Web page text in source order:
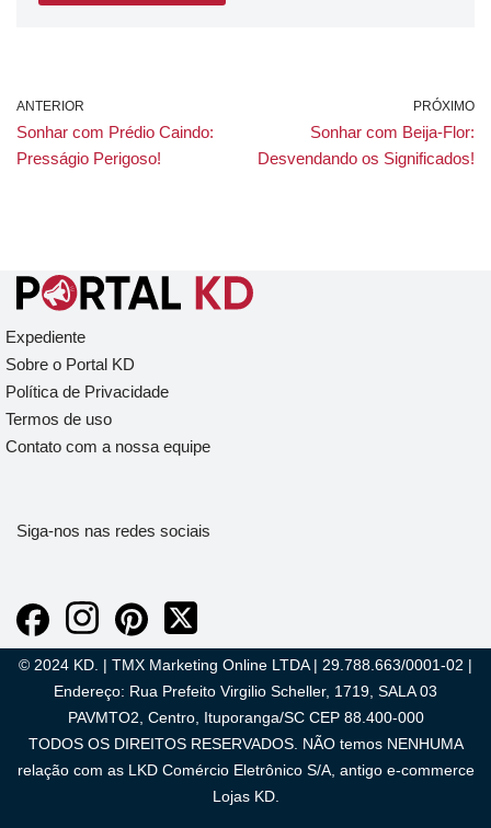
ANTERIOR
Sonhar com Prédio Caindo:
Presságio Perigoso!
PRÓXIMO
Sonhar com Beija-Flor:
Desvendando os Significados!
Expediente
Sobre o Portal KD
Política de Privacidade
Termos de uso
Contato com a nossa equipe
Siga-nos nas redes sociais
© 2024 KD. | TMX Marketing Online LTDA | 29.788.663/0001-02 |
Endereço: Rua Prefeito Virgilio Scheller, 1719, SALA 03
PAVMTO2, Centro, Ituporanga/SC CEP 88.400-000
TODOS OS DIREITOS RESERVADOS. NÃO temos NENHUMA
relação com as LKD Comércio Eletrônico S/A, antigo e-commerce
Lojas KD.